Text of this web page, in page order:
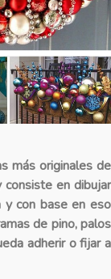
más originales de
consiste en dibujar
y con base en eso
de pino, palos
adherir o fijar a